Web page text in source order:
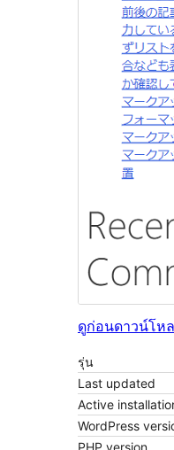
ดูก่อนดาวน์โห
รุ่น
Last updated
Active
WordPress